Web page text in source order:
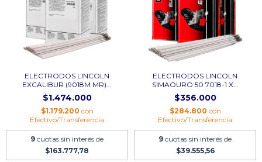
ELECTRODOS LINCOLN
EXCALIBUR (9018M MR)...
$1.474.000
$1.179.200 con
Efectivo/Transferencia
9 cuotas sin interés de
$163.777,78
ELECTRODOS LINCOLN
SIMAOURO 50 7018-1 X...
$356.000
$284.800 con
Efectivo/Transferencia
9 cuotas sin interés de
$39.555,56